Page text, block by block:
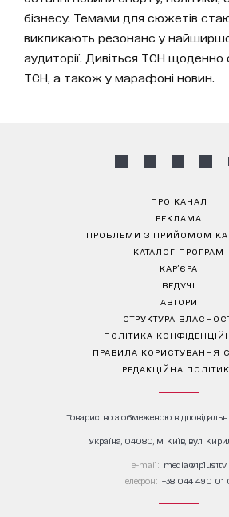
бізнесу. Темами для сюжетів
викликають резонанс у
аудиторії. Дивіться ТСН щоденно
ТСН, а також у марафоні новин.
ПРО КАНАЛ
РЕКЛАМА
ПРОБЛЕМИ З ПРИЙОМОМ
КАТАЛОГ ПРОГРАМ
КАР’ЄРА
ВЕДУЧІ
АВТОРИ
СТРУКТУРА
ПОЛІТИКА
ПРАВИЛА КОРИСТУВАННЯ
РЕДАКЦІЙНА
Товариство з обмеженою
Україна, 04080, м. Київ, вул.
е-mail: media@1plus1.tv
Телефон: +38 044 490 01